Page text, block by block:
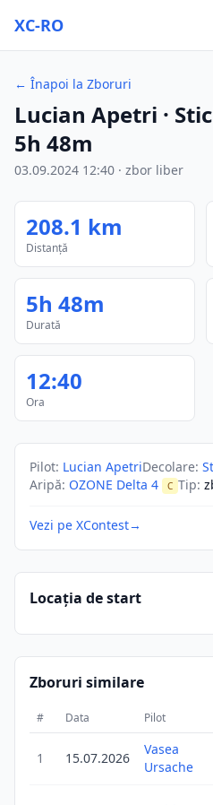
XC-RO
← Înapoi la Zboruri
Lucian Apetri ·
5h 48m
03.09.2024 12:40 · zbor liber
208.1 km
Distanță
5h 48m
Durată
12:40
Ora
Pilot: Lucian ApetriDecolare:
Aripă: OZONE Delta 4 C Tip:
Vezi pe XContest→
Locația de start
Zboruri similare
# Data Pilot
1 15.07.2026
Vasea
Ursache